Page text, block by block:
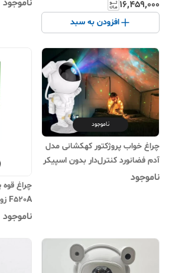
GEEPAS – قابلیت پاور بانک، چراغ
آمپر، ۵ تا ۴۰ ساعت کارکرد، ۹
۱۶٬۴۵۹٬۰۰۰
افزودن به سبد
ناموجود
ناموجود
چراغ خواب پروژکتور کهکشانی مدل
آدم فضانورد کنترل‌دار بدون اسپیکر
ناموجود
F520A زوم دار
ناموجود